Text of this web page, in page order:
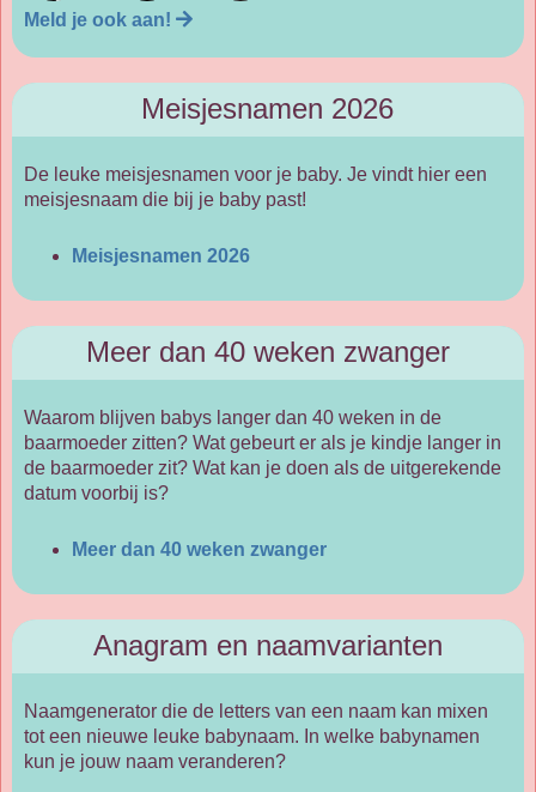
Meld je ook aan!
Meisjesnamen 2026
De leuke meisjesnamen voor je baby. Je vindt hier een
meisjesnaam die bij je baby past!
Meisjesnamen 2026
Meer dan 40 weken zwanger
Waarom blijven babys langer dan 40 weken in de
baarmoeder zitten? Wat gebeurt er als je kindje langer in
de baarmoeder zit? Wat kan je doen als de uitgerekende
datum voorbij is?
Meer dan 40 weken zwanger
Anagram en naamvarianten
Naamgenerator die de letters van een naam kan mixen
tot een nieuwe leuke babynaam. In welke babynamen
kun je jouw naam veranderen?